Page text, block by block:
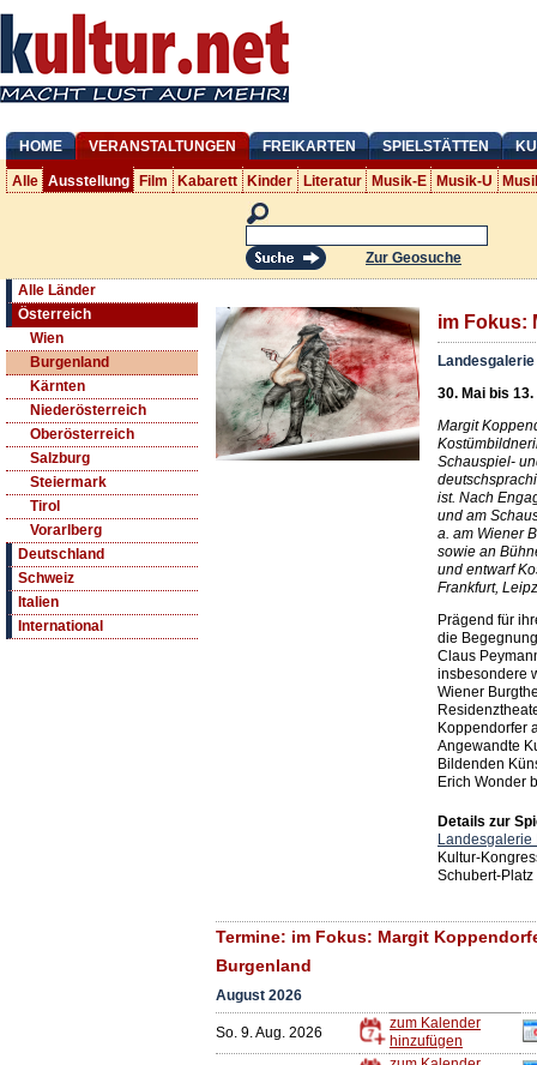
HOME VERANSTALTUNGEN FREIKARTEN SPIELSTÄTTEN
Alle Ausstellung Film Kabarett Kinder Literatur Musik-E Musik-U
Zur Geosuche
Alle Länder
Österreich
Wien
Burgenland
Kärnten
Niederösterreich
Oberösterreich
Salzburg
Steiermark
Tirol
Vorarlberg
Deutschland
Schweiz
Italien
International
im Fokus:
30. Mai bis
Margit
Schauspiel-
ist. Nach
und am
a. am Wiener
sowie an
und entwarf
Frankfurt,
Prägend für
die
Claus
insbesondere
Wiener
Koppendorfer
Angewandte
Bildenden
Erich Wonder
Details zur
Landesgalerie
Kultur-
Schubert-
Termine: im Fokus: Margit
Burgenland
August 2026
So. 9. Aug. 2026
zum Kalender
hinzufügen